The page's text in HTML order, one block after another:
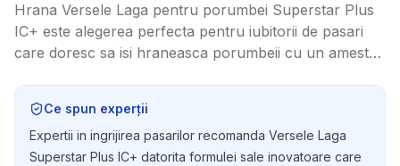
Hrana Versele Laga pentru porumbei Superstar Plus
IC+ este alegerea perfecta pentru iubitorii de pasari
care doresc sa isi hraneasca porumbeii cu un amestec
sanatatea si vitalitatea porumbeilor, oferindu-le toate
ingredientele necesare pentru performanta si
bunastare.
Ce spun experții
Expertii in ingrijirea pasarilor recomanda Versele Laga
Superstar Plus IC+ datorita formulei sale inovatoare care